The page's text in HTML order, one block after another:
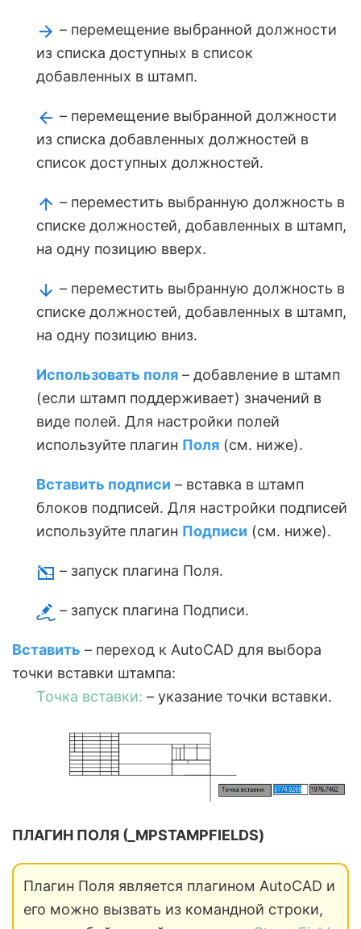
– перемещение выбранной должности
из списка доступных в список
добавленных в штамп.
– перемещение выбранной должности
из списка добавленных должностей в
список доступных должностей.
– переместить выбранную должность в
списке должностей, добавленных в штамп,
на одну позицию вверх.
– переместить выбранную должность в
списке должностей, добавленных в штамп,
на одну позицию вниз.
Использовать поля – добавление в штамп
(если штамп поддерживает) значений в
виде полей. Для настройки полей
используйте плагин Поля (см. ниже).
Вставить подписи – вставка в штамп
блоков подписей. Для настройки подписей
используйте плагин Подписи (см. ниже).
– запуск плагина Поля.
– запуск плагина Подписи.
Вставить – переход к AutoCAD для выбора
точки вставки штампа:
Точка вставки: – указание точки вставки.
ПЛАГИН ПОЛЯ (_MPSTAMPFIELDS)
Плагин Поля является плагином AutoCAD и
его можно вызвать из командной строки,